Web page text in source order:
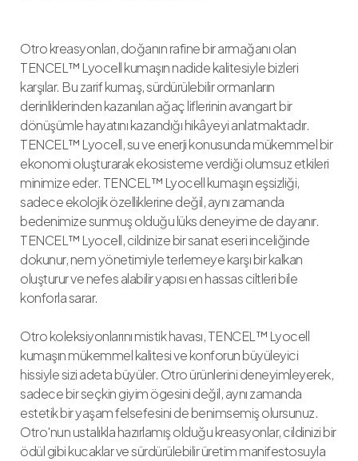
Otro kreasyonları, doğanın rafine bir armağanı olan
TENCEL™ Lyocell kumaşın nadide kalitesiyle bizleri
karşılar. Bu zarif kumaş, sürdürülebilir ormanların
derinliklerinden kazanılan ağaç liflerinin avangart bir
dönüşümle hayatını kazandığı hikâyeyi anlatmaktadır.
TENCEL™ Lyocell, su ve enerji konusunda mükemmel bir
ekonomi oluşturarak ekosisteme verdiği olumsuz etkileri
minimize eder. TENCEL™ Lyocell kumaşın eşsizliği,
sadece ekolojik özelliklerine değil, aynı zamanda
bedenimize sunmuş olduğu lüks deneyime de dayanır.
TENCEL™ Lyocell, cildinize bir sanat eseri inceliğinde
dokunur, nem yönetimiyle terlemeye karşı bir kalkan
oluşturur ve nefes alabilir yapısı en hassas ciltleri bile
konforla sarar.
Otro koleksiyonlarını mistik havası, TENCEL™ Lyocell
kumaşın mükemmel kalitesi ve konforun büyüleyici
hissiyle sizi adeta büyüler. Otro ürünlerini deneyimleyerek,
sadece bir seçkin giyim ögesini değil, aynı zamanda
estetik bir yaşam felsefesini de benimsemiş olursunuz.
Otro'nun ustalıkla hazırlamış olduğu kreasyonlar, cildinizi bir
ödül gibi kucaklar ve sürdürülebilir üretim manifestosuyla